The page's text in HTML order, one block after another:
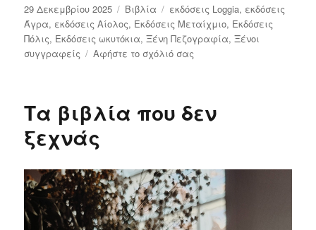
Δημοσιεύτηκε
την
29 Δεκεμβρίου 2025 Κατηγορίες
Bιβλία Ετικέτες
εκδόσεις Loggia, εκδόσεις
Άγρα, εκδόσεις Αίολος, Εκδόσεις Μεταίχμιο, Εκδόσεις
Πόλις, Εκδόσεις ωκυτόκια,Ξένη Πεζογραφία,Ξένοι
συγγραφείς
Αφήστε το σχόλιό σας
2025
Τα βιβλία που δεν
ξεχνάς